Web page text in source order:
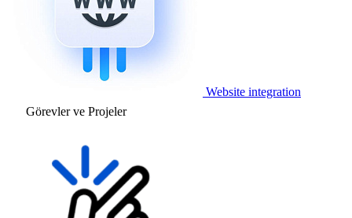
Website integration
Görevler ve Projeler